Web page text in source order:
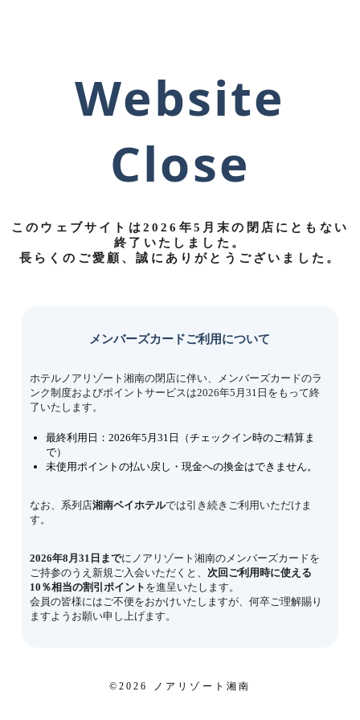
Website
Close
このウェブサイトは2026年5月末の閉店にともない
終了 いたしました。
長らくのご愛顧、誠にありがとうございました。
メンバーズカードご利用について
ホテルノアリゾート湘南の閉店に伴い、メンバーズカードのラ
ンク制度およびポイントサービスは2026年5月31日をもって終
了いたします。
最終利用日：2026年5月31日（チェックイン時のご精算ま
で）
未使用ポイントの払い戻し・現金への換金はできません。
なお、系列店湘南ベイホテルでは引き続きご利用いただけま
す。
2026年8月31日までにノアリゾート湘南のメンバーズカードを
ご持参のうえ新規ご入会いただくと、 次回ご利用時に使える
10％相当の割引ポイント を進呈いたします。
会員の皆様にはご不便をおかけいたしますが、何卒ご理解賜り
ますようお願い申し上げます。
©️2026 ノアリゾート湘南